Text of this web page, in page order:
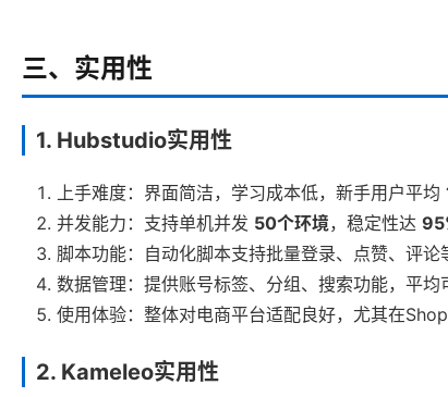
三、实用性
1. Hubstudio实用性
上手难度：界面简洁，学习成本低，新手用户平均
并发能力：支持单机并发 50个环境，稳定性达
脚本功能：自动化脚本支持批量登录、点赞、评论
数据管理：提供账号标签、分组、搜索功能，平均
使用体验：整体对电商平台适配良好，尤其在
2. Kameleo实用性